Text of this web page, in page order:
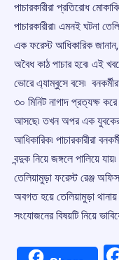
পাচারকারীরা প্রতিরোধ
পাচারকারীরা৷ এমনই ঘটনা
এক ফরেস্ট আধিকারিক
অবৈধ কাঠ পাচার হবে৷ এই
ভোরে এ্যাম্বুসে বসে৷
৩০ মিনিট নাগাদ প্রত্যক্ষ
আসছে৷ তখন অপর এক যুবকের
আধিকারিক৷ পাচারকারীরা
বন্দুক নিয়ে জঙ্গলে পালিয়ে
তেলিয়ামুড়া ফরেস্ট রেঞ্জ
অবগত হয়ে তেলিয়ামুড়া থানায়
সংযোজনের বিষয়টি নিয়ে